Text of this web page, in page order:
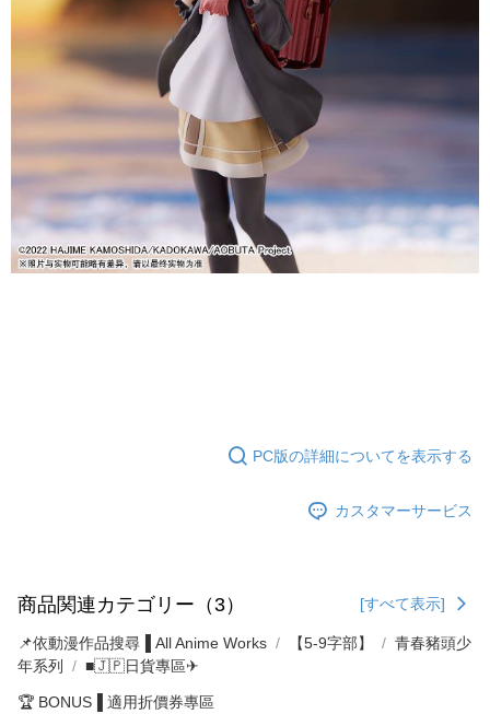
PC版の詳細についてを表示する
カスタマーサービス
商品関連カテゴリー（3） [すべて表示]
📌依動漫作品搜尋▐ All Anime Works 【5-9字部】
青春豬頭少
年系列
■🇯🇵日貨專區✈
🏆 BONUS▐ 適用折價券專區